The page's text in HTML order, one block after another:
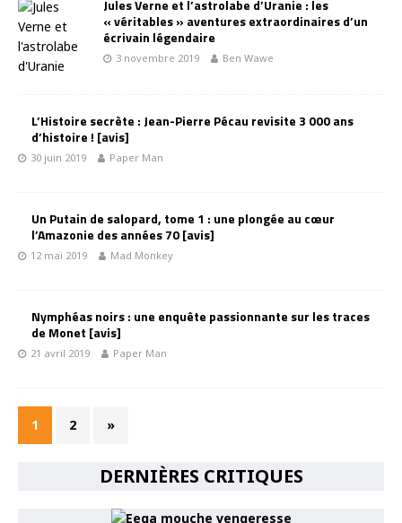
Jules Verne et l’astrolabe d’Uranie : les
« véritables » aventures extraordinaires d’un
écrivain légendaire
3 novembre 2019 Ben Wawe
L’Histoire secrète : Jean-Pierre Pécau revisite 3 000 ans
d’histoire ! [avis]
30 juin 2019 Paper Man
Un Putain de salopard, tome 1 : une plongée au cœur
l’Amazonie des années 70 [avis]
12 mai 2019 Mad Monkey
Nymphéas noirs : une enquête passionnante sur les traces
de Monet [avis]
21 avril 2019 Paper Man
1 2 »
DERNIÈRES CRITIQUES